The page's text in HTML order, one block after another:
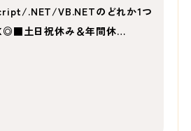
.NET/VB.NETのどれか1つ
土日祝休み＆年間休…